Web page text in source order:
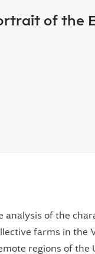
of the
analysis of the
farms in the
regions of the